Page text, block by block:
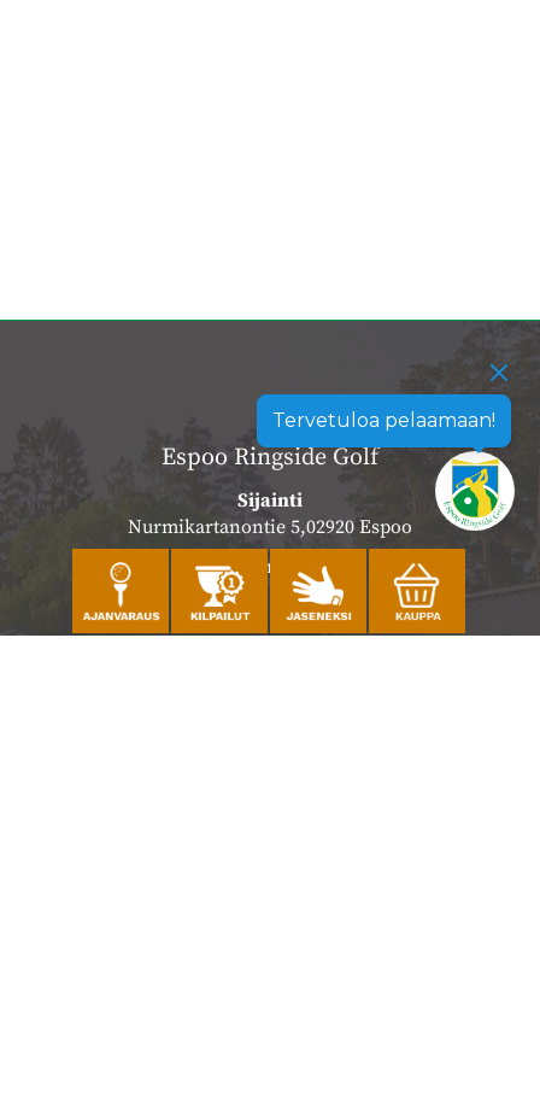
Tervetuloa pelaamaan!
Espoo Ringside Golf
Sijainti
Nurmikartanontie 5,02920 Espoo
Katso sijainti kartalla